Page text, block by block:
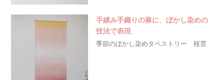
手績み手織りの麻に、ぼかし染めの
技法で表現
季節のぼかし染めタペストリー 桜雲